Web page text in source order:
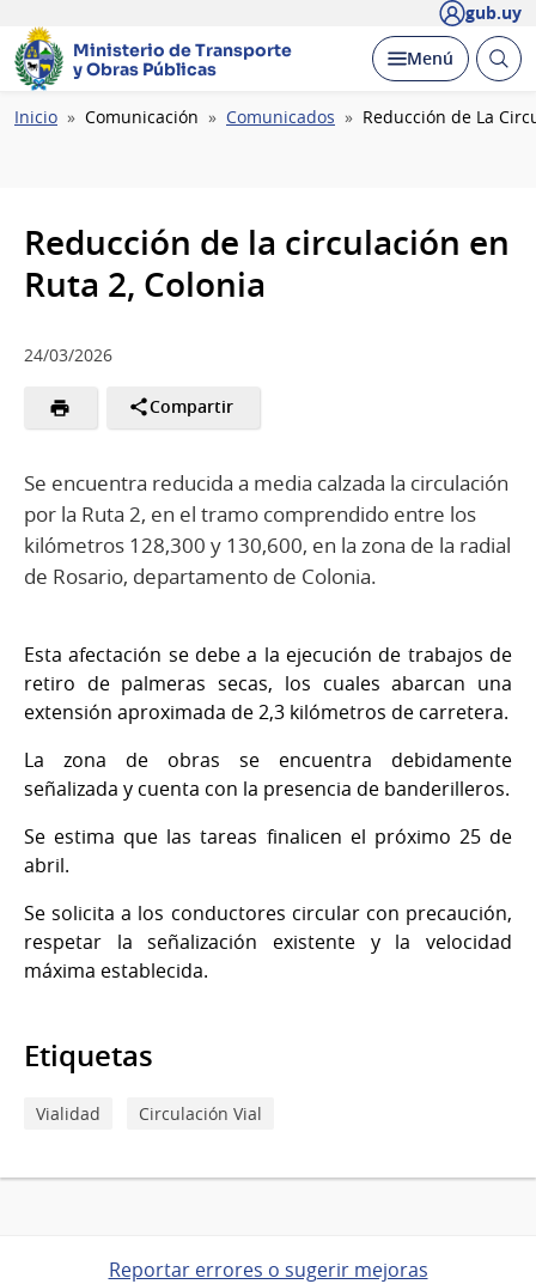
gub.uy
Ministerio de Transporte
y Obras Públicas
Desplegar
Menú Abrir
Ruta
Inicio Comunicación Comunicados Reducción de La
Reducción de la circulación en
Ruta 2, Colonia
24/03/2026
Compartir
Se encuentra reducida a media calzada la circulación
por la Ruta 2, en el tramo comprendido entre los
kilómetros 128,300 y 130,600, en la zona de la radial
de Rosario, departamento de Colonia.
Esta afectación se debe a la ejecución de trabajos de
retiro de palmeras secas, los cuales abarcan una
extensión aproximada de 2,3 kilómetros de carretera.
La zona de obras se encuentra debidamente
señalizada y cuenta con la presencia de banderilleros.
Se estima que las tareas finalicen el próximo 25 de
abril.
Se solicita a los conductores circular con precaución,
respetar la señalización existente y la velocidad
máxima establecida.
Etiquetas
Vialidad Circulación Vial
Reportar errores o sugerir mejoras